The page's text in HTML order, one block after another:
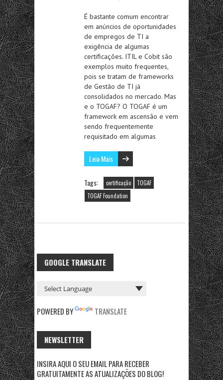
É bastante comum encontrar
em anúncios de oportunidades
de empregos de TI a
exigência de algumas
certificações. ITIL e Cobit são
exemplos muito frequentes,
pois se tratam de frameworks
de Gestão de TI já
consolidados no mercado. Mas
e o TOGAF? O TOGAF é um
framework em ascensão e vem
sendo frequentemente
requisitado em algumas
Leia Mais
Tags: certificação
TOGAF
TOGAF Foundation
GOOGLE TRANSLATE
POWERED BY TRANSLATE
NEWSLETTER
INSIRA AQUI O SEU EMAIL PARA RECEBER
GRATUITAMENTE AS ATUALIZAÇÕES DO BLOG!